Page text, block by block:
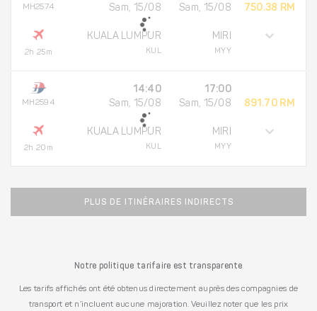
MH2574
2h 25m
Sam, 15/08
KUALA LUMPUR
KUL
Sam, 15/08
MIRI
MYY
750.38 RM
MH2594
2h 20m
14:40
Sam, 15/08
KUALA LUMPUR
KUL
17:00
Sam, 15/08
MIRI
MYY
891.70 RM
PLUS DE ITINÉRAIRES INDIRECTS
Notre politique tarifaire est transparente
Les tarifs affichés ont été obtenus directement auprès des compagnies de
transport et n’incluent aucune majoration. Veuillez noter que les prix